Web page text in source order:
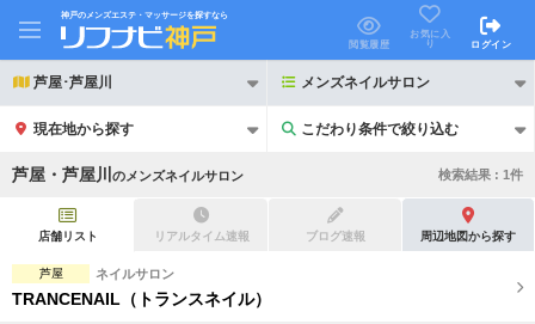
神戸のメンズエステ・マッサージを探すなら
閲覧履歴
お気に入
り
ログイン
芦屋･芦屋川 メンズネイルサロン
現在地から探す こだわり条件で絞り込む
こだわり条件で絞り込む
21時以降も受付
芦屋・芦屋川 の メンズネイルサロン 検索結果 : 1件
店舗リスト リアルタイム速報 ブログ速報 周辺地図から探す
芦屋 ネイルサロン
TRANCENAIL（トランスネイル）